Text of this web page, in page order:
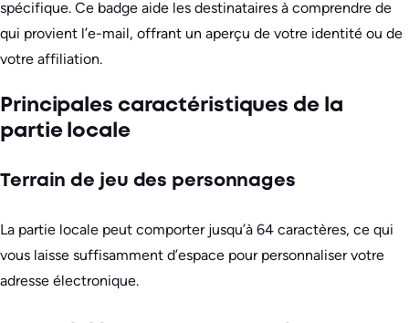
spécifique. Ce badge aide les destinataires à comprendre de
qui provient l’e-mail, offrant un aperçu de votre identité ou de
votre affiliation.
Principales caractéristiques de la
partie locale
Terrain de jeu des personnages
La partie locale peut comporter jusqu’à 64 caractères, ce qui
vous laisse suffisamment d’espace pour personnaliser votre
adresse électronique.